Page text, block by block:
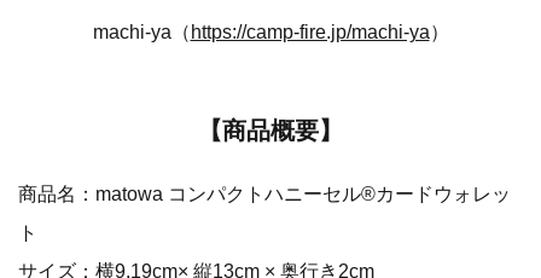
machi-ya（https://camp-fire.jp/machi-ya）
【商品概要】
商品名：matowa コンパクトハニーセル®カードウォレッ
ト
サイズ：横9.19cm× 縦13cm × 奥行き2cm